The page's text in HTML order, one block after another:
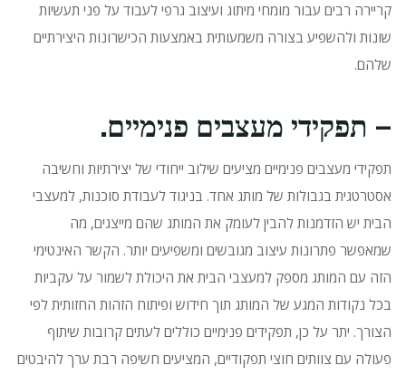
קריירה רבים עבור מומחי מיתוג ועיצוב גרפי לעבוד על פני תעשיות
שונות ולהשפיע בצורה משמעותית באמצעות הכישרונות היצירתיים
שלהם.
– תפקידי מעצבים פנימיים.
תפקידי מעצבים פנימיים מציעים שילוב ייחודי של יצירתיות וחשיבה
אסטרטגית בגבולות של מותג אחד. בניגוד לעבודת סוכנות, למעצבי
הבית יש הזדמנות להבין לעומק את המותג שהם מייצגים, מה
שמאפשר פתרונות עיצוב מגובשים ומשפיעים יותר. הקשר האינטימי
הזה עם המותג מספק למעצבי הבית את היכולת לשמור על עקביות
בכל נקודות המגע של המותג תוך חידוש ופיתוח הזהות החזותית לפי
הצורך. יתר על כן, תפקידים פנימיים כוללים לעתים קרובות שיתוף
פעולה עם צוותים חוצי תפקודיים, המציעים חשיפה רבת ערך להיבטים